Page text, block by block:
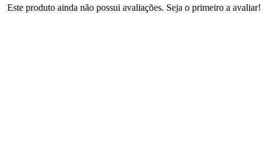
Este produto ainda não possui avaliações. Seja o primeiro a avaliar!